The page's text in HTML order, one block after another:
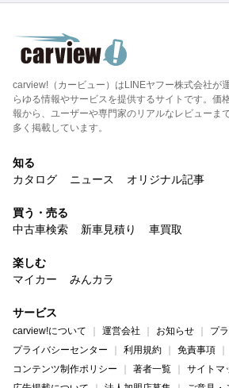
carview!（カービュー）はLINEヤフー株式会社が
らゆる情報やサービスを提供するサイトです。価
報から、ユーザーや専門家のリアルなレビューま
多く掲載しています。
知る
カタログ
ニュース オリジナル記事
買う・売る
中古車検索
新車見積り 車買取
楽しむ
マイカー
みんカラ
サービス
carview!について 運営会社 お知らせ
プ
プライバシーセンター
利用規約
免責事項
コンテンツ制作ポリシー
著者一覧
サイトマ